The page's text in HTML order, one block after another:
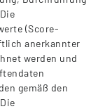
(Score-
anerkannter
werden und
gemäß den